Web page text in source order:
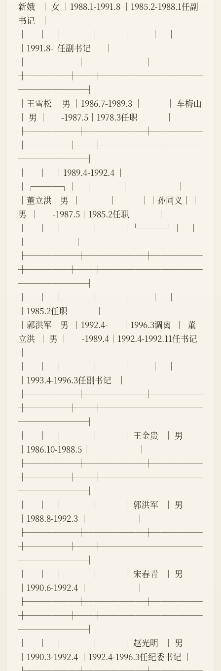
新娥   │ 女 │1988.1-1991.8 │1985.2-1988.1任副
书记   │
│      │    │              │            │          │    │
│1991.8-  任副书记       │
├───┼──┼───────┼──────
┼─────┼──┼───────┼────
────────┤
│王雪松│ 男 │1986.7-1989.3 │            │ 车梅山
│ 男 │       -1987.5│1978.3任职              │
├───┼──┼───────┼──────
┼─────┼──┼───────┼────
────────┤
│      │    │1989.4-1992.4 │
│┌───┐│    │              │                        │
│董立洪│男  │              │            ││孙同义││
男  │       -1987.5│1985.2任职              │
│      │    │              │            │└───┘│    │
│                        │
├───┼──┼───────┼──────
┼─────┼──┼───────┼────
────────┤
│      │    │              │            │          │    │
│1985.2任职              │
│郭洪军│男  │1992.4-       │1996.3调离  │  董
立洪  │ 男 │       -1989.4│1992.4-1992.11任书记
│
│      │    │              │            │          │    │
│1993.4-1996.3任副书记   │
├───┼──┼───────┼──────
┼─────┼──┼───────┼────
────────┤
│      │    │              │            │ 王金贵   │ 男
│1986.10-1988.5│                        │
├───┼──┼───────┼──────
┼─────┼──┼───────┼────
────────┤
│      │    │              │            │ 郭洪军   │ 男
│1988.8-1992.3 │                        │
├───┼──┼───────┼──────
┼─────┼──┼───────┼────
────────┤
│      │    │              │            │ 宋春青   │ 男
│1990.6-1992.4 │                        │
├───┼──┼───────┼──────
┼─────┼──┼───────┼────
────────┤
│      │    │              │            │ 赵光明   │ 男
│1990.3-1992.4 │1992.4-1996.3任纪委书记 │